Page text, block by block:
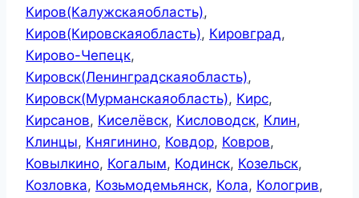
Киров(Калужскаяобласть),
Киров(Кировскаяобласть), Кировград,
Кирово-Чепецк,
Кировск(Ленинградскаяобласть),
Кировск(Мурманскаяобласть), Кирс,
Кирсанов, Киселёвск, Кисловодск, Клин,
Клинцы, Княгинино, Ковдор, Ковров,
Ковылкино, Когалым, Кодинск, Козельск,
Козловка, Козьмодемьянск, Кола, Кологрив,